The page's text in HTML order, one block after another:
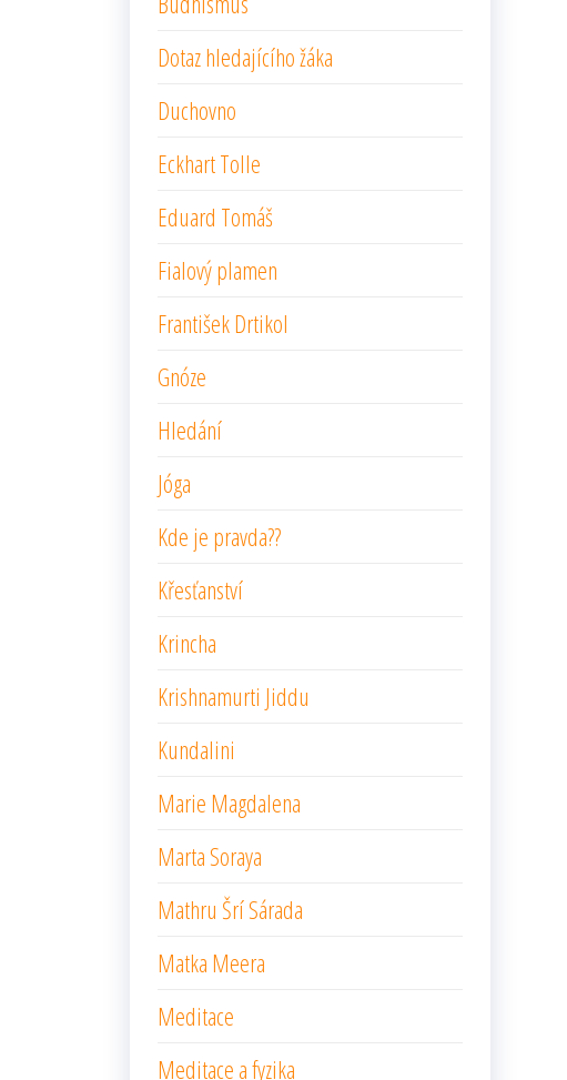
Dotaz hledajícího žáka
Duchovno
Eckhart Tolle
Eduard Tomáš
Fialový plamen
František Drtikol
Gnóze
Hledání
Jóga
Kde je pravda??
Křesťanství
Krincha
Krishnamurti Jiddu
Kundalini
Marie Magdalena
Marta Soraya
Mathru Šrí Sárada
Matka Meera
Meditace
Meditace a fyzika